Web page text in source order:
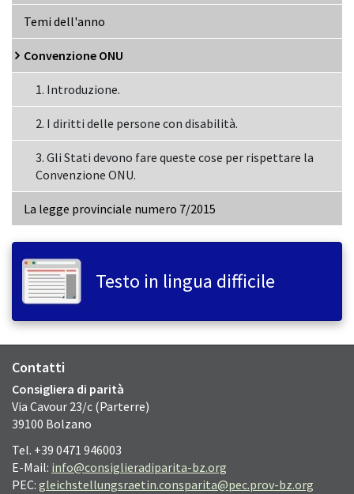
Temi dell'anno
Convenzione ONU
1. Introduzione.
2. I diritti delle persone con disabilità.
3. Gli Stati devono fare queste cose per rispettare la
Convenzione ONU.
La legge provinciale numero 7/2015
Testo in lingua difficile
Contatti
Consigliera di parità
Via Cavour 23/c (Parterre)
39100 Bolzano
Tel. +39 0471 946003
E-Mail: info@consiglieradiparita-bz.org
PEC: gleichstellungsraetin.consparita@pec.prov-bz.org